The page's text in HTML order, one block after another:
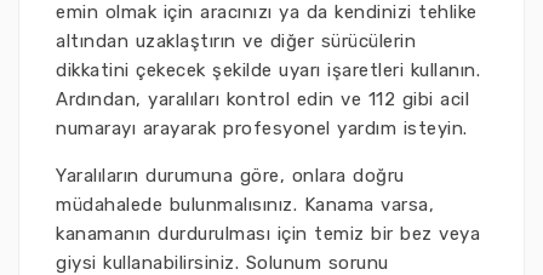
emin olmak için aracınızı ya da kendinizi tehlike
altından uzaklaştırın ve diğer sürücülerin
dikkatini çekecek şekilde uyarı işaretleri kullanın.
Ardından, yaralıları kontrol edin ve 112 gibi acil
numarayı arayarak profesyonel yardım isteyin.
Yaralıların durumuna göre, onlara doğru
müdahalede bulunmalısınız. Kanama varsa,
kanamanın durdurulması için temiz bir bez veya
giysi kullanabilirsiniz. Solunum sorunu